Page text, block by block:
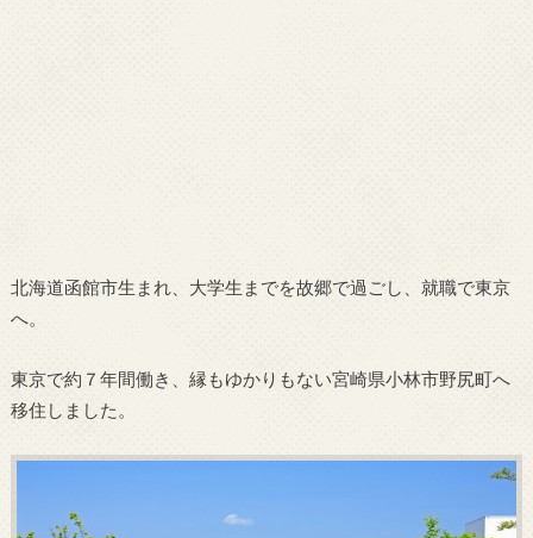
北海道函館市生まれ、大学生までを故郷で過ごし、就職で東京
へ。
東京で約７年間働き、縁もゆかりもない宮崎県小林市野尻町へ
移住しました。